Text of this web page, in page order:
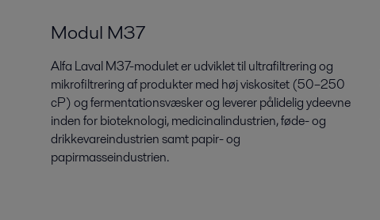
Modul M37
Alfa Laval M37-modulet er udviklet til ultrafiltrering og
mikrofiltrering af produkter med høj viskositet (50–250
cP) og fermentationsvæsker og leverer pålidelig ydeevne
inden for bioteknologi, medicinalindustrien, føde- og
drikkevareindustrien samt papir- og
papirmasseindustrien.